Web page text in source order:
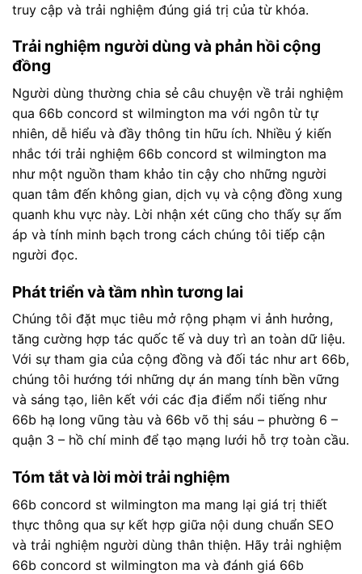
truy cập và trải nghiệm đúng giá trị của từ khóa.
Trải nghiệm người dùng và phản hồi cộng
đồng
Người dùng thường chia sẻ câu chuyện về trải nghiệm
qua 66b concord st wilmington ma với ngôn từ tự
nhiên, dễ hiểu và đầy thông tin hữu ích. Nhiều ý kiến
nhắc tới trải nghiệm 66b concord st wilmington ma
như một nguồn tham khảo tin cậy cho những người
quan tâm đến không gian, dịch vụ và cộng đồng xung
quanh khu vực này. Lời nhận xét cũng cho thấy sự ấm
áp và tính minh bạch trong cách chúng tôi tiếp cận
người đọc.
Phát triển và tầm nhìn tương lai
Chúng tôi đặt mục tiêu mở rộng phạm vi ảnh hưởng,
tăng cường hợp tác quốc tế và duy trì an toàn dữ liệu.
Với sự tham gia của cộng đồng và đối tác như art 66b,
chúng tôi hướng tới những dự án mang tính bền vững
và sáng tạo, liên kết với các địa điểm nổi tiếng như
66b hạ long vũng tàu và 66b võ thị sáu – phường 6 –
quận 3 – hồ chí minh để tạo mạng lưới hỗ trợ toàn cầu.
Tóm tắt và lời mời trải nghiệm
66b concord st wilmington ma mang lại giá trị thiết
thực thông qua sự kết hợp giữa nội dung chuẩn SEO
và trải nghiệm người dùng thân thiện. Hãy trải nghiệm
66b concord st wilmington ma và đánh giá 66b